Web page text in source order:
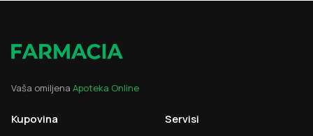
Vaša omiljena Apoteka Online
Kupovina Servisi